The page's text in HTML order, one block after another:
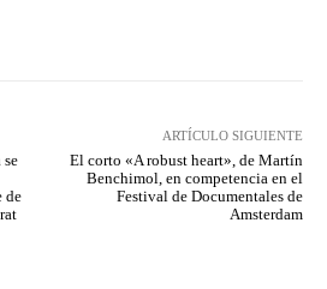
de
ARTÍCULO SIGUIENTE
El corto «A robust heart», de Martín
Benchimol, en competencia en el
Festival de Documentales de
Amsterdam